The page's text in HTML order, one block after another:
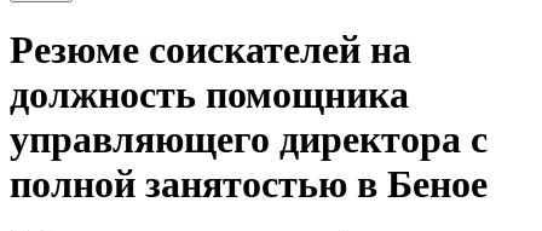
Резюме соискателей на
должность помощника
управляющего директора с
полной занятостью в Беное